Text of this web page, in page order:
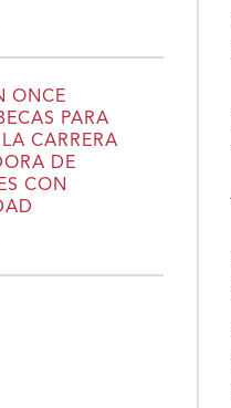
ONCE
PARA
CARRERA
DE
CON